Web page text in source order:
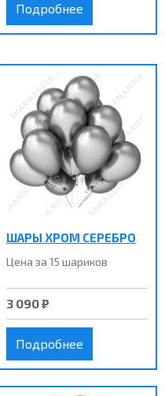
Подробнее
ШАРЫ ХРОМ СЕРЕБРО
Цена за 15 шариков
3 090 ₽
Подробнее